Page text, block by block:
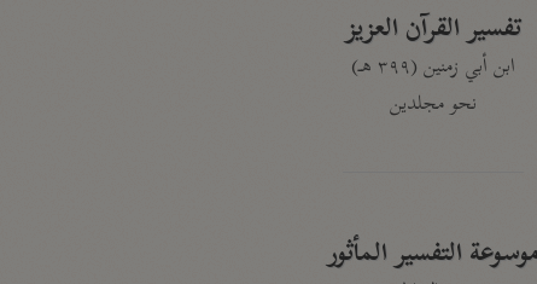
تفسير القرآن العزيز
ابن أبي زمنين (٣٩٩ هـ)
نحو مجلدين
موسوعة التفسير المأثور